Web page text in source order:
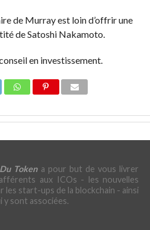
de Murray est loin d’offrir une
de Satoshi Nakamoto.
en investissement.
Tokena pour but de vous livrer
aux ICOs - les nouvelles
les start-ups de la blockchain - ainsi
y sont associées.